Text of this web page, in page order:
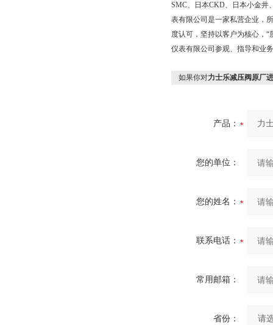
SMC、日本CKD、日本小金井
表有限公司是一家私营企业，
度认可，坚持以客户为核心，
仪表有限公司参观、指导和业
如果你对力士乐减压阀原厂
产品：
您的单位：
您的姓名：
联系电话：
常用邮箱：
省份：